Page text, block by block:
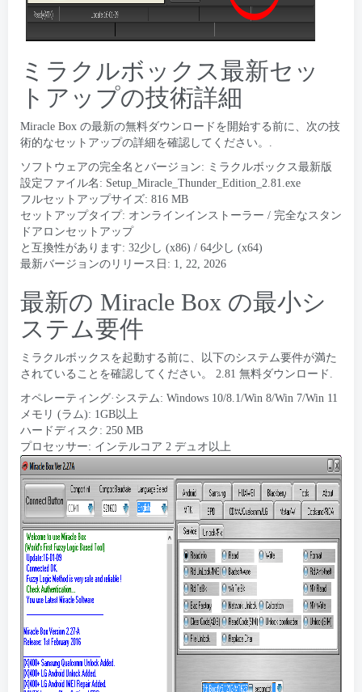
ミラクルボックス最新セッ
トアップの技術詳細
Miracle Box の最新の無料ダウンロードを開始する前に、次の技
術的なセットアップの詳細を確認してください。.
ソフトウェアの完全名とバージョン: ミラクルボックス最新版
設定ファイル名: Setup_Miracle_Thunder_Edition_2.81.exe
フルセットアップサイズ: 816 MB
セットアップタイプ: オンラインインストーラー / 完全なスタン
ドアロンセットアップ
と互換性があります: 32少し (x86) / 64少し (x64)
最新バージョンのリリース日: 1, 22, 2026
最新の Miracle Box の最小シ
ステム要件
ミラクルボックスを起動する前に、以下のシステム要件が満た
されていることを確認してください。 2.81 無料ダウンロード.
オペレーティング·システム: Windows 10/8.1/Win 8/Win 7/Win 11
メモリ (ラム): 1GB以上
ハードディスク: 250 MB
プロセッサー: インテルコア 2 デュオ以上